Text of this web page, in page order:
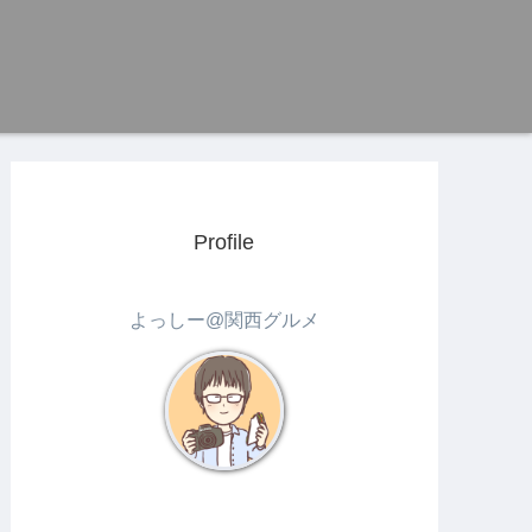
Profile
よっしー@関西グルメ